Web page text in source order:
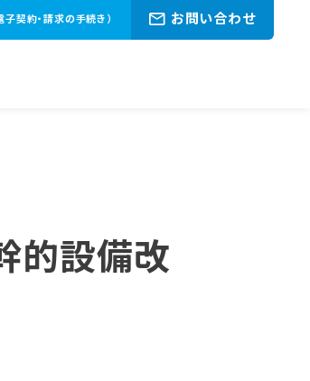
子契約・請求の手続き） お問い合わせ
的設備改